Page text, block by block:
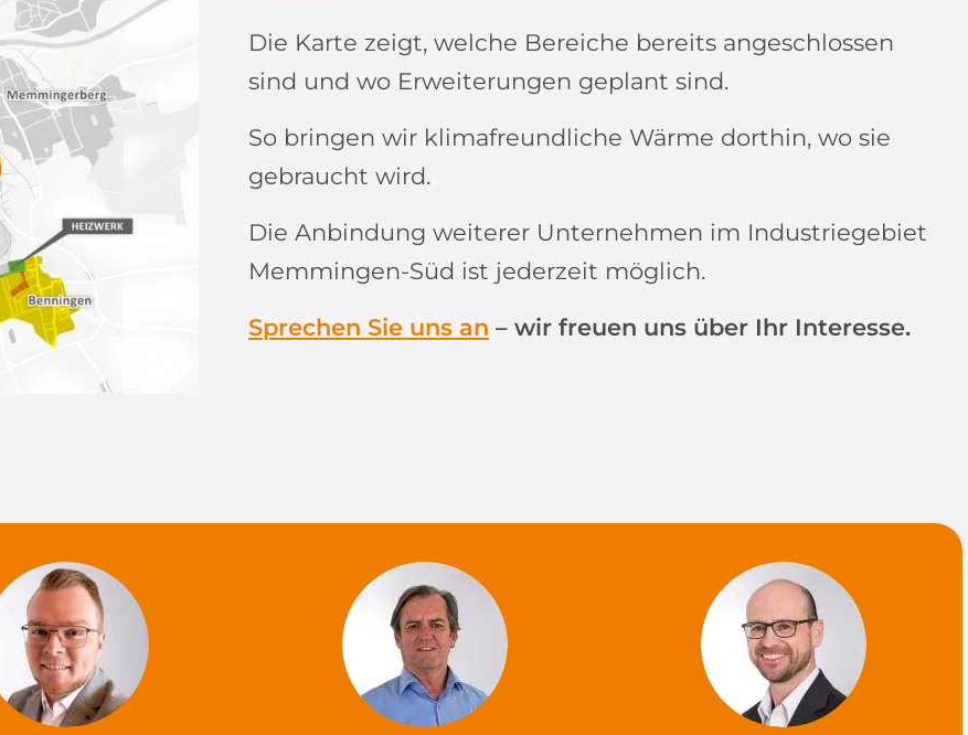
Die Karte zeigt, welche Bereiche bereits angeschlossen
sind und wo Erweiterungen geplant sind.
So bringen wir klimafreundliche Wärme dorthin, wo sie
gebraucht wird.
Die Anbindung weiterer Unternehmen im Industriegebiet
Memmingen-Süd ist jederzeit möglich.
Sprechen Sie uns an – wir freuen uns über Ihr Interesse.